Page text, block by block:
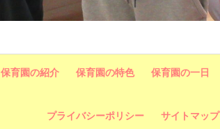
保育園の紹介 保育園の特色 保育園の一日
プライバシーポリシー サイトマップ